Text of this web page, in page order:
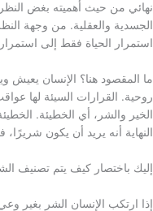
نهائي من حيث أهميته بغض النظر
الجسدية والعقلية. من وجهة
استمرار الحياة فقط إلى
ما المقصود هنا؟ الإنسان يعيش
روحية. القرارات السيئة لها
الخير والشر، أي الخطيئة.
النهاية أنه يريد أن يكون
إليك باختصار كيف يتم تصنيف
إذا ارتكب الإنسان الشر بغير